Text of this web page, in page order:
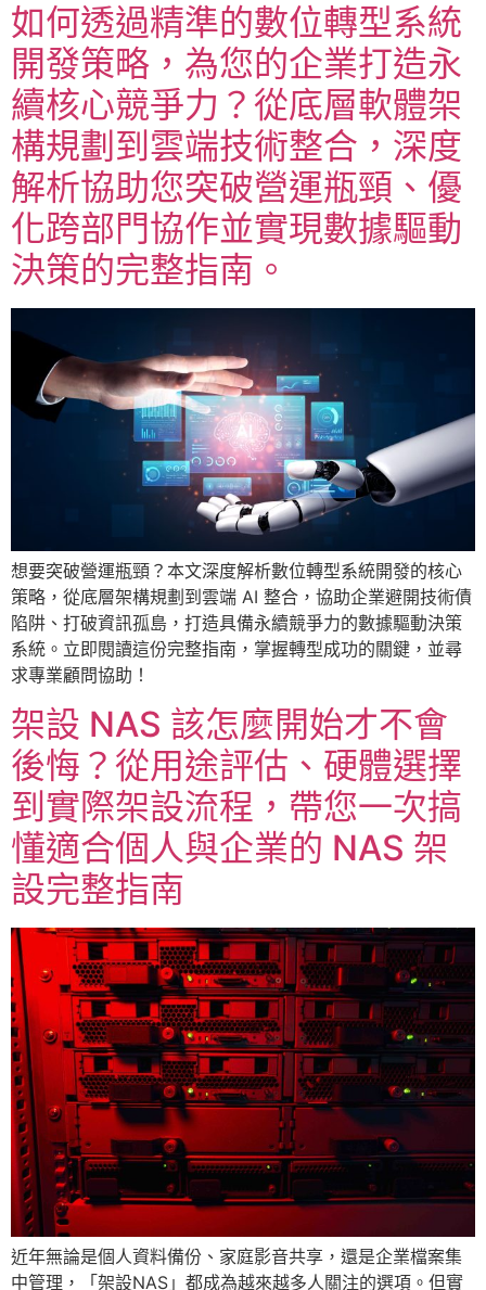
如何透過精準的數位轉型系統
開發策略，為您的企業打造永
續核心競爭力？從底層軟體架
構規劃到雲端技術整合，深度
解析協助您突破營運瓶頸、優
化跨部門協作並實現數據驅動
決策的完整指南。
想要突破營運瓶頸？本文深度解析數位轉型系統開發的核心
策略，從底層架構規劃到雲端 AI 整合，協助企業避開技術債
陷阱、打破資訊孤島，打造具備永續競爭力的數據驅動決策
系統。立即閱讀這份完整指南，掌握轉型成功的關鍵，並尋
求專業顧問協助！
架設 NAS 該怎麼開始才不會
後悔？從用途評估、硬體選擇
到實際架設流程，帶您一次搞
懂適合個人與企業的 NAS 架
設完整指南
近年無論是個人資料備份、家庭影音共享，還是企業檔案集
中管理，「架設NAS」都成為越來越多人關注的選項。但實